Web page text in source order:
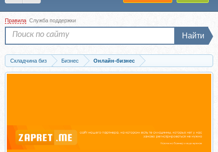
Правила Служба поддержки
Найти
Складчина биз Бизнес
Онлайн-бизнес
Скачать Сутки на старт, тариф «Продвинутый» (Дмитрий Москаленко)